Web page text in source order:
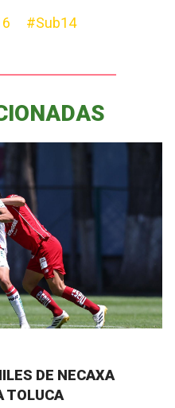
#Sub14
DE NECAXA
TOLUCA